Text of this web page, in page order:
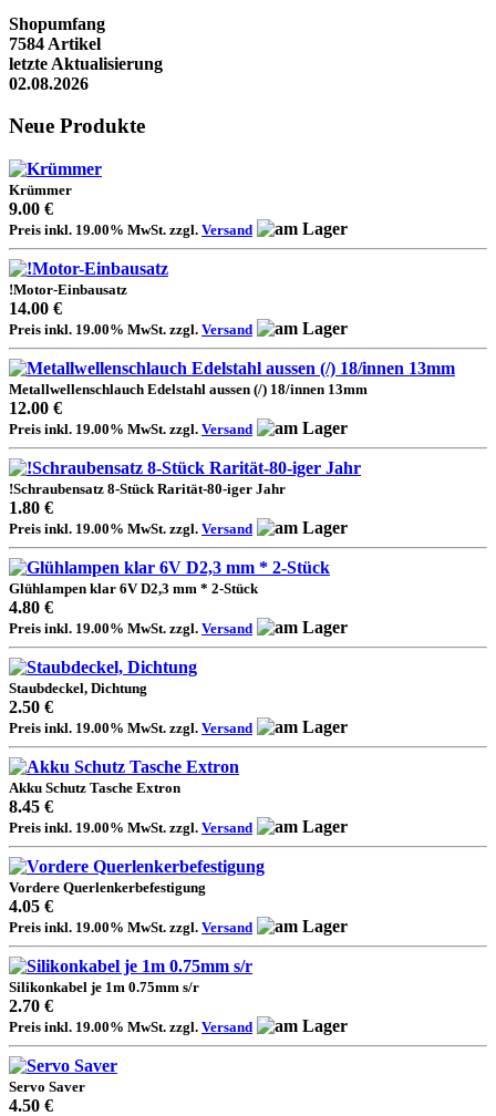
Shopumfang
7584 Artikel
letzte Aktualisierung
02.08.2026
Neue Produkte
Krümmer
9.00 €
Preis inkl. 19.00% MwSt. zzgl. Versand
!Motor-Einbausatz
14.00 €
Preis inkl. 19.00% MwSt. zzgl. Versand
Metallwellenschlauch Edelstahl aussen (/) 18/innen 13mm
12.00 €
Preis inkl. 19.00% MwSt. zzgl. Versand
!Schraubensatz 8-Stück Rarität-80-iger Jahr
1.80 €
Preis inkl. 19.00% MwSt. zzgl. Versand
Glühlampen klar 6V D2,3 mm * 2-Stück
4.80 €
Preis inkl. 19.00% MwSt. zzgl. Versand
Staubdeckel, Dichtung
2.50 €
Preis inkl. 19.00% MwSt. zzgl. Versand
Akku Schutz Tasche Extron
8.45 €
Preis inkl. 19.00% MwSt. zzgl. Versand
Vordere Querlenkerbefestigung
4.05 €
Preis inkl. 19.00% MwSt. zzgl. Versand
Silikonkabel je 1m 0.75mm s/r
2.70 €
Preis inkl. 19.00% MwSt. zzgl. Versand
Servo Saver
4.50 €